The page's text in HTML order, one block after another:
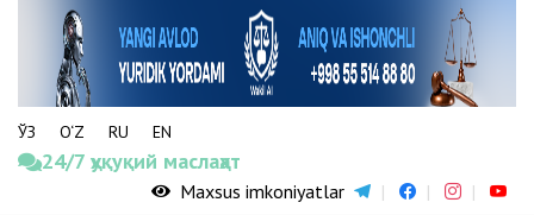
ЎЗ O‘Z RU EN
24/7 ҳуқуқий маслаҳат
Maxsus imkoniyatlar